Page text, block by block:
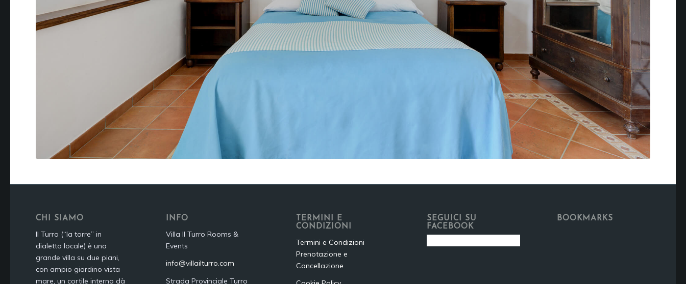
CHI SIAMO
Il Turro (“la torre” in
dialetto locale) è una
grande villa su due piani,
con ampio giardino vista
mare, un cortile interno dà
INFO
Villa Il Turro Rooms &
Events
info@villailturro.com
Strada Provinciale Turro
TERMINI E
CONDIZIONI
Termini e Condizioni
Prenotazione e
Cancellazione
SEGUICI SU
FACEBOOK
BOOKMARKS